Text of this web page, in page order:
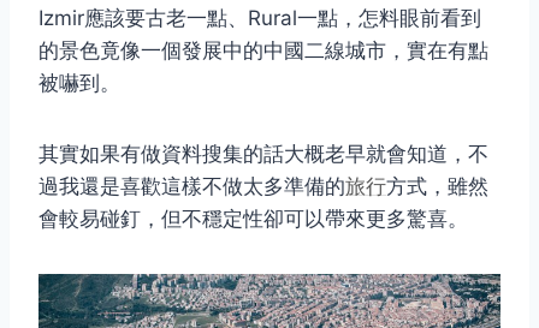
Izmir應該要古老一點、Rural一點，怎料眼前看到
的景色竟像一個發展中的中國二線城市，實在有點
被嚇到。
其實如果有做資料搜集的話大概老早就會知道，不
過我還是喜歡這樣不做太多準備的旅行方式，雖然
會較易碰釘，但不穩定性卻可以帶來更多驚喜。